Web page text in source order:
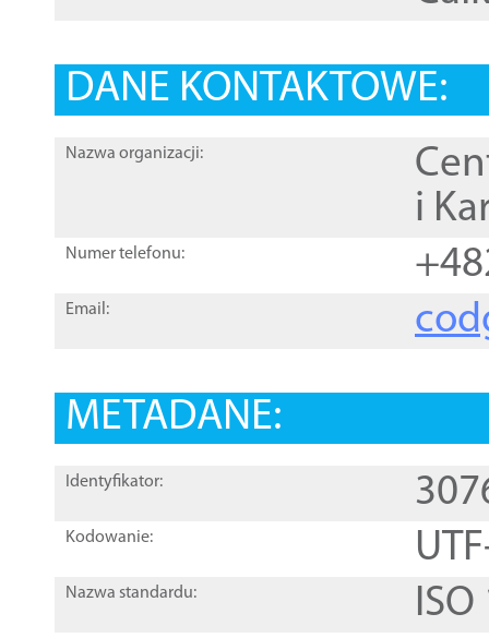
DANE KONTAKTOWE:
Nazwa organizacji:
i
Numer telefonu:
Email:
METADANE:
Identyfikator:
Kodowanie:
Nazwa standardu: